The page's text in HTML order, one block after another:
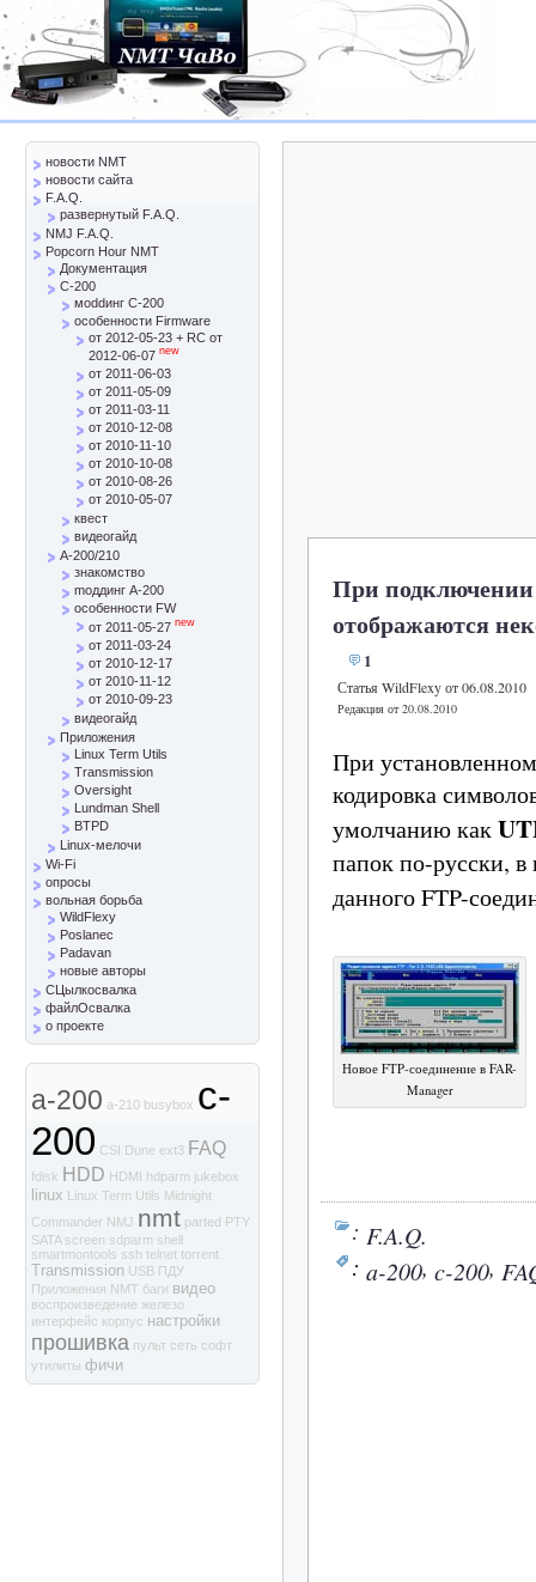
При
отображаются
1
Статья WildFlexy от 06.08.2010
Редакция от 20.08.2010
При
кодировка
умолчанию как
папок по-русски, в
данного FTP-
Новое FTP-соединение в FAR-
Manager
: F.A.Q.
: a-200, c-200,
новости NMT
новости сайта
F.A.Q.
развернутый F.A.Q.
NMJ F.A.Q.
Popcorn Hour NMT
Документация
C-200
моddинг C-200
особенности Firmware
от 2012-05-23 + RC от
2012-06-07 new
от 2011-06-03
от 2011-05-09
от 2011-03-11
от 2010-12-08
от 2010-11-10
от 2010-10-08
от 2010-08-26
от 2010-05-07
квест
видеогайд
A-200/210
знакомство
mоддинг A-200
особенности FW
от 2011-05-27 new
от 2011-03-24
от 2010-12-17
от 2010-11-12
от 2010-09-23
видеогайд
Приложения
Linux Term Utils
Transmission
Oversight
Lundman Shell
BTPD
Linux-мелочи
Wi-Fi
опросы
вольная борьба
WildFlexy
Poslanec
Padavan
новые авторы
СЦылкосвалка
файлОсвалка
о проекте
a-200 a-210 busybox c-
200 CSI Dune ext3 FAQ
fdisk HDD HDMI hdparm jukebox
linux Linux Term Utils Midnight
Commander NMJ nmt parted PTY
SATA screen sdparm shell
smartmontools ssh telnet torrent
Transmission USB ПДУ
Приложения NMT баги видео
воспроизведение железо
интерфейс корпус настройки
прошивка пульт сеть софт
утилиты фичи